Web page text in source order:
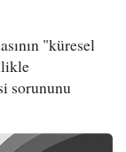
"küresel
sorununu